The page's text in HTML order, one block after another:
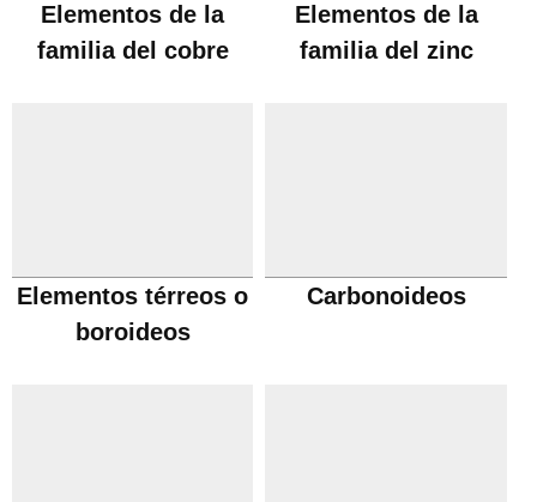
Elementos de la
familia del cobre
Elementos de la
familia del zinc
Elementos térreos o
boroideos
Carbonoideos